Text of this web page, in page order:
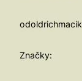
odoldrichmacik
Značky: